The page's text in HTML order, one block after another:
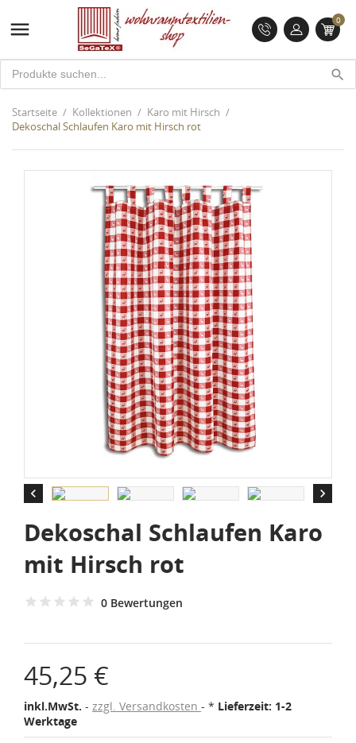
 0
search
Startseite Kollektionen
Karo mit Hirsch
Dekoschal Schlaufen Karo mit Hirsch rot
 
Dekoschal Schlaufen Karo
mit Hirsch rot
0 Bewertungen
45,25 €
inkl.MwSt. zzgl. Versandkosten * Lieferzeit: 1-2
Werktage